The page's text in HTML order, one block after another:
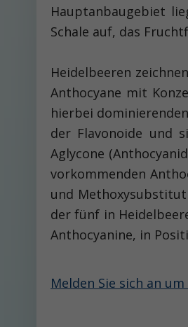
Hauptanbaugebiet
Schale auf, das
Heidelbeeren
Anthocyane mit
hierbei
der Flavonoide und
Aglycone
vorkommenden
und
der fünf in
Anthocyanine, in
Melden Sie sich an